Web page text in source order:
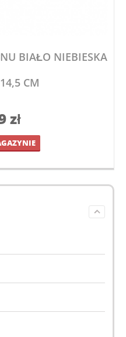
BIAŁO NIEBIESKA
CM
zł